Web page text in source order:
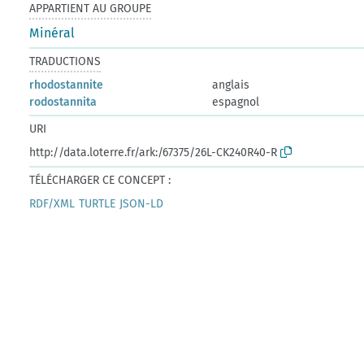
APPARTIENT AU GROUPE
Minéral
TRADUCTIONS
rhodostannite
anglais
rodostannita
espagnol
URI
http://data.loterre.fr/ark:/67375/26L-CK240R40-R
TÉLÉCHARGER CE CONCEPT :
RDF/XML TURTLE JSON-LD